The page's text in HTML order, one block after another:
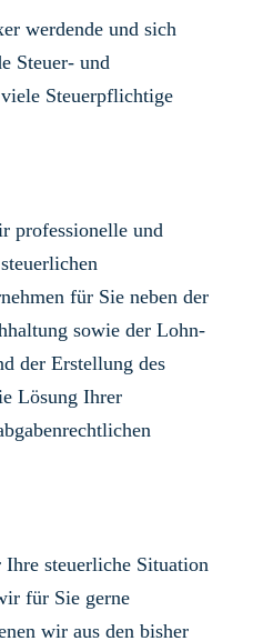
werdende und sich
Steuer- und
Steuerpflichtige
professionelle und
für Sie neben der
sowie der Lohn-
der Erstellung des
Lösung Ihrer
steuerliche Situation
für Sie gerne
wir aus den bisher